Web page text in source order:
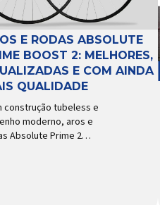
e permitir os
necessários
a condução, o pivô […]
E RODAS ABSOLUTE
BOOST 2: MELHORES,
E COM AINDA
QUALIDADE
construção tubeless e
moderno, aros e
Absolute Prime 2